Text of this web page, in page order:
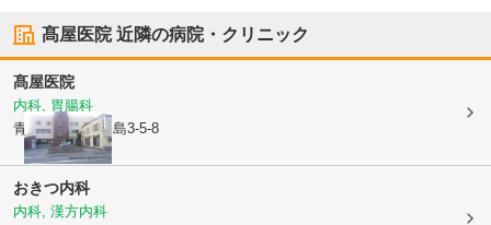
髙屋医院近隣の病院・クリニック
髙屋医院
内科, 胃腸科
青森県青森市長島3-5-8
おきつ内科
内科, 漢方内科